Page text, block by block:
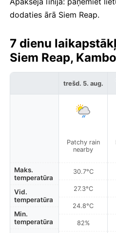
dodaties ārā Siem Reap.
7 dienu
Siem Reap,
Maks.
temperatūra
Vid.
temperatūra
Min.
temperatūra
trešd. 5. aug.
Patchy rain
nearby
30.7°C
27.3°C
24.8°C
82%